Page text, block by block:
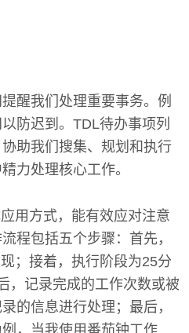
醒我们处理重要事务。例
防迟到。TDL待办事项列
助我们搜集、规划和执行
力处理核心工作。
用方式，能有效应对注意
程包括五个步骤：首先，
；接着，执行阶段为25分
，记录完成的工作次数或被
的信息进行处理；最后，
，当我使用番茄钟工作